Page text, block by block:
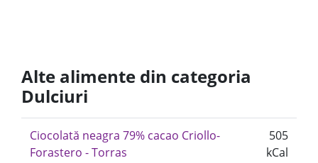
Alte alimente din categoria
Dulciuri
Ciocolată neagra 79% cacao Criollo-
Forastero - Torras
505
kCal